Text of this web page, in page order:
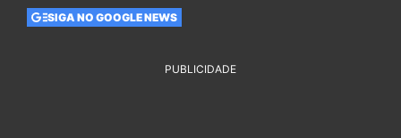
SIGA NO GOOGLE NEWS
PUBLICIDADE